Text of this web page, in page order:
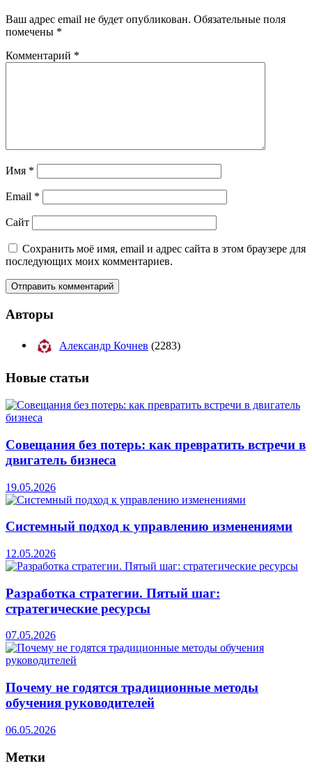
Ваш адрес email не будет опубликован. Обязательные поля
помечены *
Комментарий *
Имя *
Email *
Сайт
Сохранить моё имя, email и адрес сайта в этом браузере для
последующих моих комментариев.
Авторы
Александр Кочнев (2283)
Новые статьи
Совещания без потерь: как превратить встречи в
двигатель бизнеса
19.05.2026
Системный подход к управлению изменениями
12.05.2026
Разработка стратегии. Пятый шаг:
стратегические ресурсы
07.05.2026
Почему не годятся традиционные методы
обучения руководителей
06.05.2026
Метки